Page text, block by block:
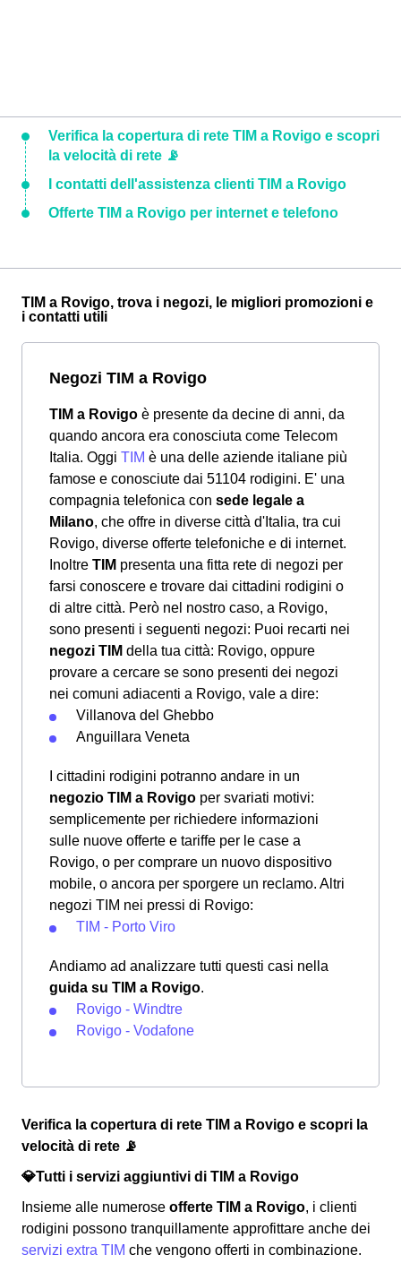
Verifica la copertura di rete TIM a Rovigo e scopri
la velocità di rete 📡
I contatti dell'assistenza clienti TIM a Rovigo
Offerte TIM a Rovigo per internet e telefono
TIM a Rovigo, trova i negozi, le migliori promozioni e
i contatti utili
Negozi TIM a Rovigo
TIM a Rovigo è presente da decine di anni, da
quando ancora era conosciuta come Telecom
Italia. Oggi TIM è una delle aziende italiane più
famose e conosciute dai 51104 rodigini. E' una
compagnia telefonica con sede legale a
Milano, che offre in diverse città d'Italia, tra cui
Rovigo, diverse offerte telefoniche e di internet.
Inoltre TIM presenta una fitta rete di negozi per
farsi conoscere e trovare dai cittadini rodigini o
di altre città. Però nel nostro caso, a Rovigo,
sono presenti i seguenti negozi: Puoi recarti nei
negozi TIM della tua città: Rovigo, oppure
provare a cercare se sono presenti dei negozi
nei comuni adiacenti a Rovigo, vale a dire:
Villanova del Ghebbo
Anguillara Veneta
I cittadini rodigini potranno andare in un
negozio TIM a Rovigo per svariati motivi:
semplicemente per richiedere informazioni
sulle nuove offerte e tariffe per le case a
Rovigo, o per comprare un nuovo dispositivo
mobile, o ancora per sporgere un reclamo. Altri
negozi TIM nei pressi di Rovigo:
TIM - Porto Viro
Andiamo ad analizzare tutti questi casi nella
guida su TIM a Rovigo.
Rovigo - Windtre
Rovigo - Vodafone
Verifica la copertura di rete TIM a Rovigo e scopri la
velocità di rete 📡
💎Tutti i servizi aggiuntivi di TIM a Rovigo
Insieme alle numerose offerte TIM a Rovigo, i clienti
rodigini possono tranquillamente approfittare anche dei
servizi extra TIM che vengono offerti in combinazione.